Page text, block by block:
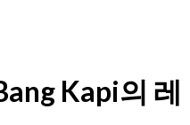
Kapi의 레